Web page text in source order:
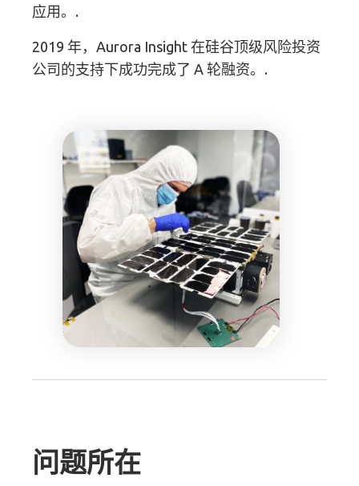
应用。.
2019 年，Aurora Insight 在硅谷顶级风险投资
公司的支持下成功完成了 A 轮融资。.
问题所在